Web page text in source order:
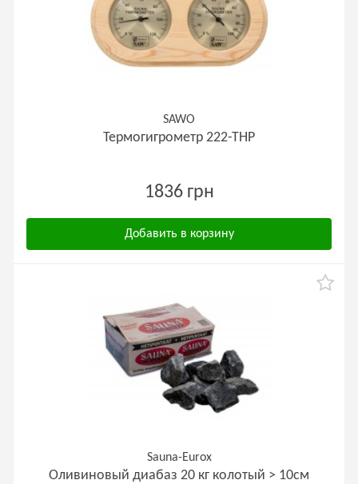
SAWO
Термогигрометр 222-ТНP
1836 грн
Добавить в корзину
Sauna-Eurox
Оливиновый диабаз 20 кг колотый > 10см